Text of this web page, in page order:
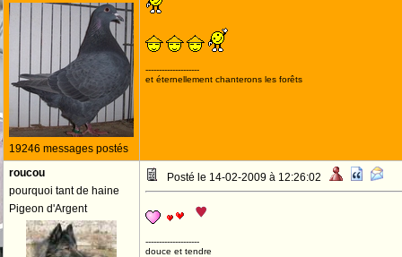
19246 messages postés
--------------------
et éternellement chanterons les forêts
roucou
pourquoi tant de haine
Pigeon d'Argent
Posté le 14-02-2009 à 12:26:02
--------------------
douce et tendre